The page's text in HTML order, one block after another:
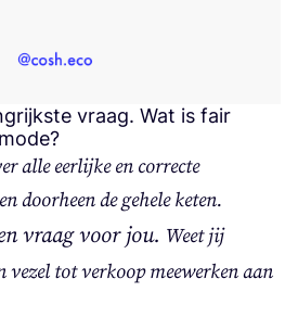
vraag. Wat is fair
alle eer­lij­ke en cor­rec­te
door­heen de gehe­le keten.
vraag voor jou. Weet jij
vezel tot ver­koop mee­wer­ken aan